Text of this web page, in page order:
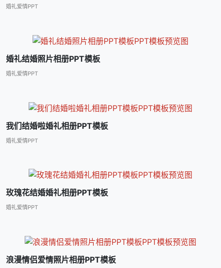
婚礼爱情PPT
婚礼结婚照片相册PPT模板
婚礼爱情PPT
我们结婚啦婚礼相册PPT模板
婚礼爱情PPT
玫瑰花结婚婚礼相册PPT模板
婚礼爱情PPT
浪漫情侣爱情照片相册PPT模板